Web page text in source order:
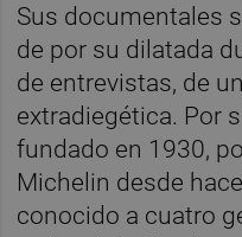
Sus documentales
de por su dilatada
de entrevistas, de
extradiegética. Por
fundado en 1930,
Michelin desde
conocido a cuatro